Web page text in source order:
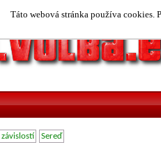
Táto webová stránka používa cookies.
Sereď